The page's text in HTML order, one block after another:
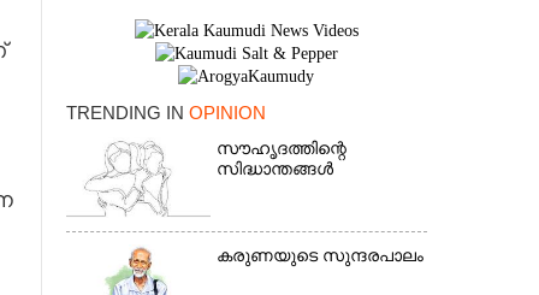
TRENDING IN OPINION
സൗഹൃദത്തിന്റെ
സിദ്ധാന്തങ്ങൾ
കരുണയുടെ സുന്ദരപാലം